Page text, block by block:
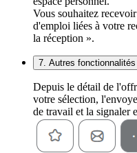
Vous souhaitez
d'emploi liées à votre
la réception ».
7. Autres fonctionnalités
Depuis le détail de
votre sélection,
de travail et la signaler